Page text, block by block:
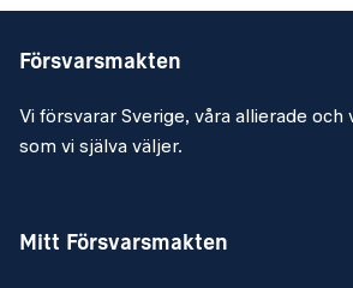
Försvarsmakten
Vi försvarar Sverige, våra allierade och
som vi själva väljer.
Mitt Försvarsmakten